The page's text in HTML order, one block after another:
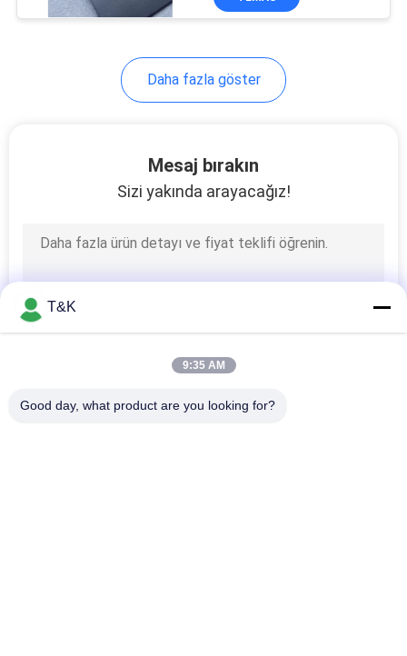
Daha fazla göster
Mesaj bırakın
Sizi yakında arayacağız!
T&K
9:35 AM
Good day, what product are you looking for?